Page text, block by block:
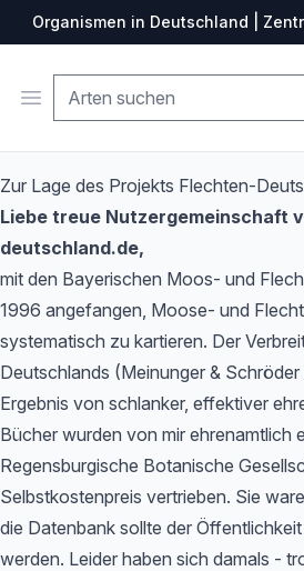
Organismen in Deutschland |
Open menu
Zur Lage des Projekts Flechten-
Liebe treue Nutzergemeinschaft
deutschland.de,
mit den Bayerischen Moos- und
1996 angefangen, Moose- und
systematisch zu kartieren. Der
Deutschlands (Meinunger &
Ergebnis von schlanker, effektiver
Bücher wurden von mir ehrenamtlich
Regensburgische Botanische
Selbstkostenpreis vertrieben. Sie
die Datenbank sollte der
werden. Leider haben sich damals -